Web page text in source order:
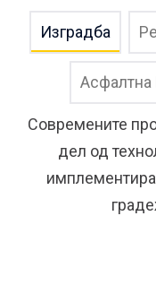
Изградба
Асфалтна
Современите
дел од